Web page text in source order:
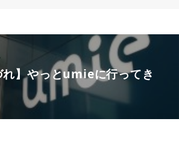
れ】やっとumieに行ってき